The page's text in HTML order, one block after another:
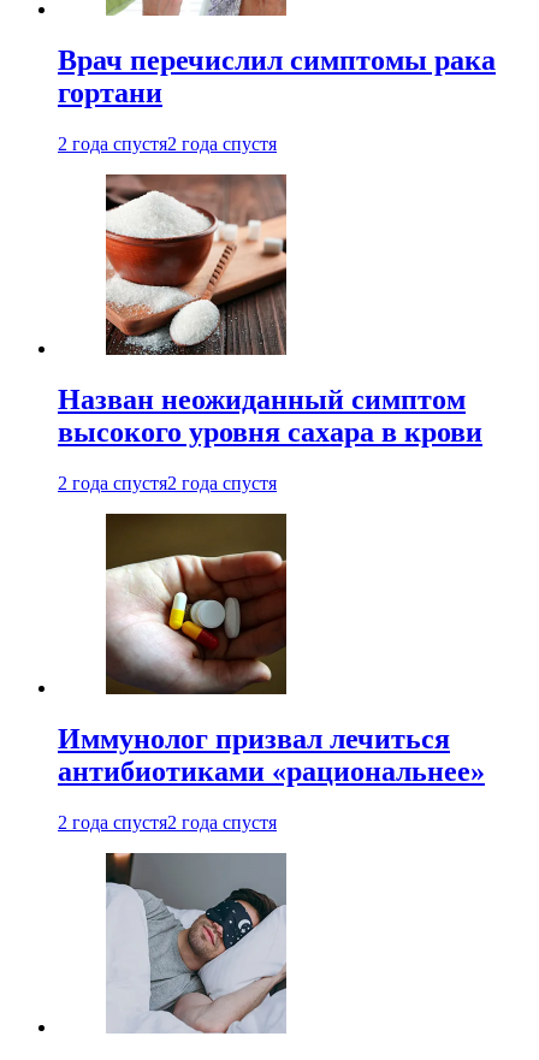
Врач перечислил симптомы рака
гортани
2 года спустя2 года спустя
Назван неожиданный симптом
высокого уровня сахара в крови
2 года спустя2 года спустя
Иммунолог призвал лечиться
антибиотиками «рациональнее»
2 года спустя2 года спустя